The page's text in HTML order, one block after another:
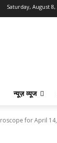
Saturday, August 8,
न्यूज़ व्यूज
for April 14,